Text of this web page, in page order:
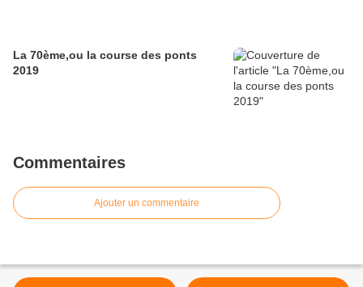
La 70ème,ou la course des ponts
2019
Commentaires
Ajouter un commentaire